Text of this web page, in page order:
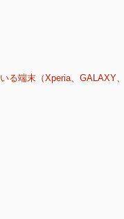
る端末（Xperia、GALAXY、